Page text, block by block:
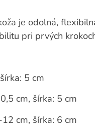
je odolná,
pri prvých
5 cm
cm, šírka: 5 cm
cm, šírka: 6 cm